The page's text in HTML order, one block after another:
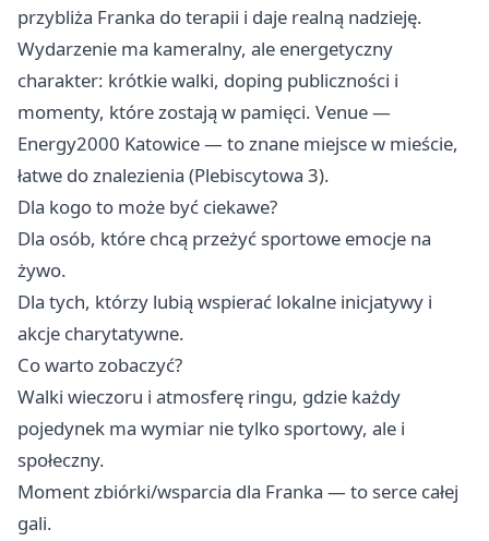
przybliża Franka do terapii i daje realną nadzieję.
Wydarzenie ma kameralny, ale energetyczny
charakter: krótkie walki, doping publiczności i
momenty, które zostają w pamięci. Venue —
Energy2000 Katowice — to znane miejsce w mieście,
łatwe do znalezienia (Plebiscytowa 3).
Dla kogo to może być ciekawe?
Dla osób, które chcą przeżyć sportowe emocje na
żywo.
Dla tych, którzy lubią wspierać lokalne inicjatywy i
akcje charytatywne.
Co warto zobaczyć?
Walki wieczoru i atmosferę ringu, gdzie każdy
pojedynek ma wymiar nie tylko sportowy, ale i
społeczny.
Moment zbiórki/wsparcia dla Franka — to serce całej
gali.